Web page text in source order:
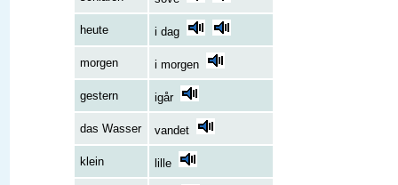
heute i dag
morgen i morgen
gestern igår
das Wasser vandet
klein lille